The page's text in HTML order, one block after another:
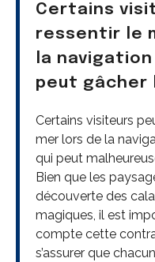
Certains
ressentir le
la
peut gâcher
Certains visiteurs
mer lors de la
qui peut
Bien que les
découverte des
magiques, il est
compte cette
s’assurer que